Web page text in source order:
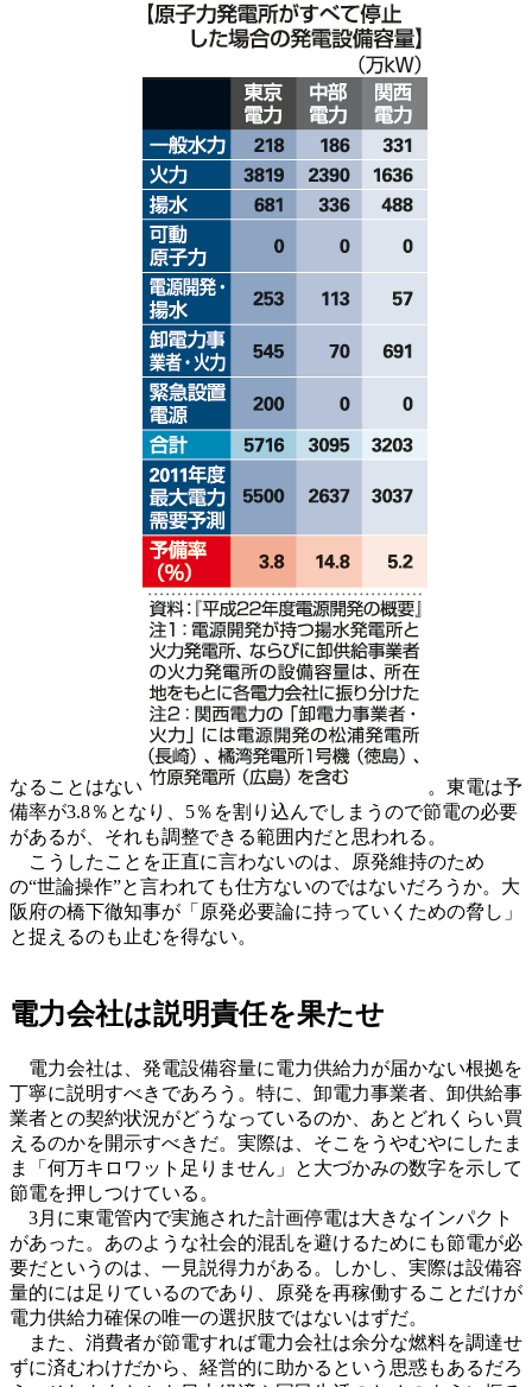
なることはない
。東電は予
備率が3.8％となり、5％を割り込んでしまうので節電の必要
があるが、それも調整できる範囲内だと思われる。
こうしたことを正直に言わないのは、原発維持のため
の“世論操作”と言われても仕方ないのではないだろうか。大
阪府の橋下徹知事が「原発必要論に持っていくための脅し」
と捉えるのも止むを得ない。
電力会社は説明責任を果たせ
電力会社は、発電設備容量に電力供給力が届かない根拠を
丁寧に説明すべきであろう。特に、卸電力事業者、卸供給事
業者との契約状況がどうなっているのか、あとどれくらい買
えるのかを開示すべきだ。実際は、そこをうやむやにしたま
ま「何万キロワット足りません」と大づかみの数字を示して
節電を押しつけている。
3月に東電管内で実施された計画停電は大きなインパクト
があった。あのような社会的混乱を避けるためにも節電が必
要だというのは、一見説得力がある。しかし、実際は設備容
量的には足りているのであり、原発を再稼働することだけが
電力供給力確保の唯一の選択肢ではないはずだ。
また、消費者が節電すれば電力会社は余分な燃料を調達せ
ずに済むわけだから、経営的に助かるという思惑もあるだろ